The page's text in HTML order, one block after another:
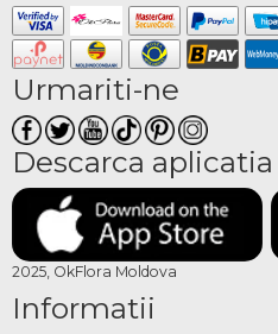
Urmariti-ne
Descarca aplicatia
2025, OkFlora Moldova
Informatii